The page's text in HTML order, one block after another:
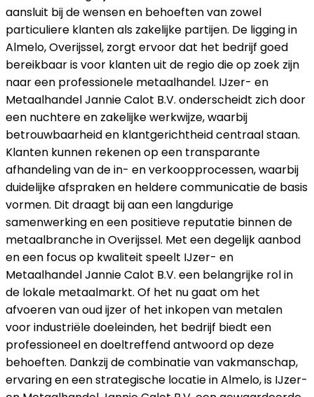
aansluit bij de wensen en behoeften van zowel
particuliere klanten als zakelijke partijen. De ligging in
Almelo, Overijssel, zorgt ervoor dat het bedrijf goed
bereikbaar is voor klanten uit de regio die op zoek zijn
naar een professionele metaalhandel. IJzer- en
Metaalhandel Jannie Calot B.V. onderscheidt zich door
een nuchtere en zakelijke werkwijze, waarbij
betrouwbaarheid en klantgerichtheid centraal staan.
Klanten kunnen rekenen op een transparante
afhandeling van de in- en verkoopprocessen, waarbij
duidelijke afspraken en heldere communicatie de basis
vormen. Dit draagt bij aan een langdurige
samenwerking en een positieve reputatie binnen de
metaalbranche in Overijssel. Met een degelijk aanbod
en een focus op kwaliteit speelt IJzer- en
Metaalhandel Jannie Calot B.V. een belangrijke rol in
de lokale metaalmarkt. Of het nu gaat om het
afvoeren van oud ijzer of het inkopen van metalen
voor industriële doeleinden, het bedrijf biedt een
professioneel en doeltreffend antwoord op deze
behoeften. Dankzij de combinatie van vakmanschap,
ervaring en een strategische locatie in Almelo, is IJzer-